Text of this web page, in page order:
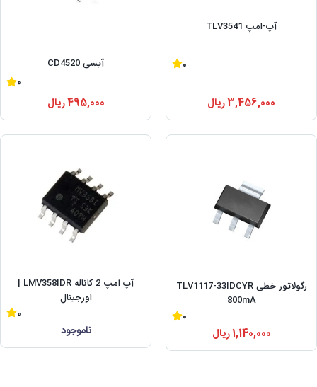
آپ-امپ TLV3541
0
3,456,000ریال
آیسی CD4520
0
495,000ریال
رگولاتور خطی TLV1117-33IDCYR
800mA
0
1,140,000ریال
آپ امپ 2 کاناله LMV358IDR |
اورجینال
0
ناموجود